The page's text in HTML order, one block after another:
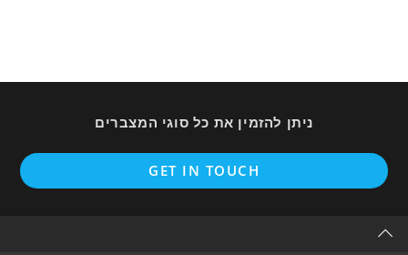
ניתן להזמין את כל סוגי המצברים
GET IN TOUCH
in